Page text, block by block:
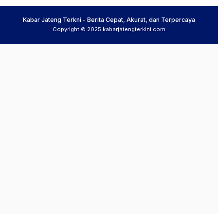
Kabar Jateng Terkni - Berita Cepat, Akurat, dan Terpercaya
Copyright © 2025 kabarjatengterkini.com